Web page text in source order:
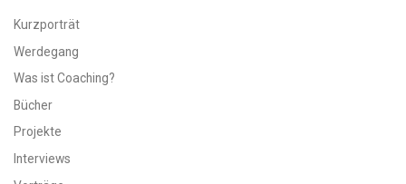
Kurzporträt
Werdegang
Was ist Coaching?
Bücher
Projekte
Interviews